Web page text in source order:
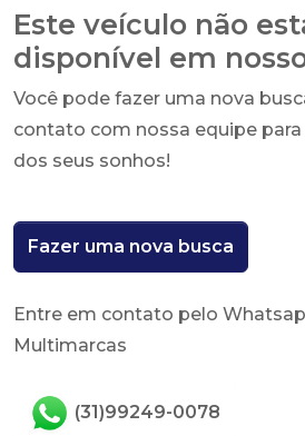
Este veículo não
disponível em
Você pode fazer uma nova
contato com nossa equipe
dos seus sonhos!
Fazer uma nova busca
Entre em contato pelo
Multimarcas
(31)99249-0078